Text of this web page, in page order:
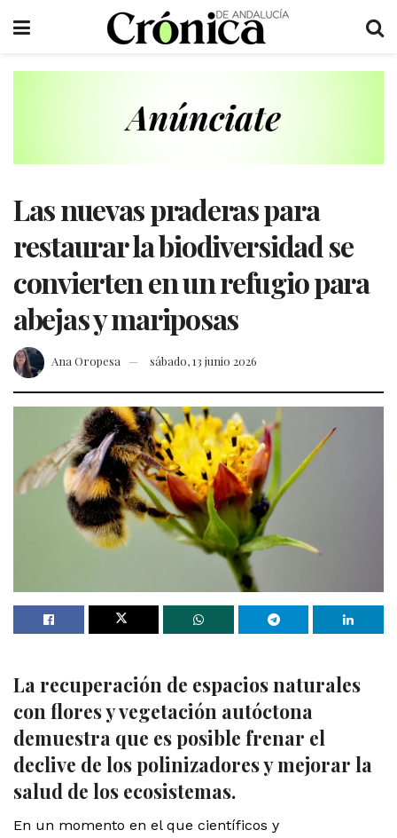
Las nuevas praderas para
restaurar la biodiversidad se
convierten en un refugio para
abejas y mariposas
Ana Oropesa sábado, 13 junio 2026
La recuperación de espacios naturales
con flores y vegetación autóctona
demuestra que es posible frenar el
declive de los polinizadores y mejorar la
salud de los ecosistemas.
En un momento en el que científicos y